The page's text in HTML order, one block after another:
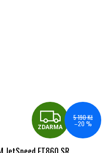
ZDARMA
5 190 Kč
–20 %